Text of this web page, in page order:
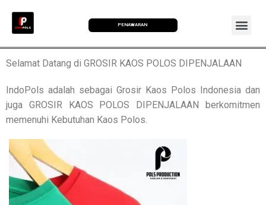
PENAWARAN
Selamat Datang di GROSIR KAOS POLOS DIPENJALAAN
IndoPols adalah sebagai Grosir Kaos Polos Indonesia dan
juga GROSIR KAOS POLOS DIPENJALAAN berkomitmen
memenuhi Kebutuhan Kaos Polos.